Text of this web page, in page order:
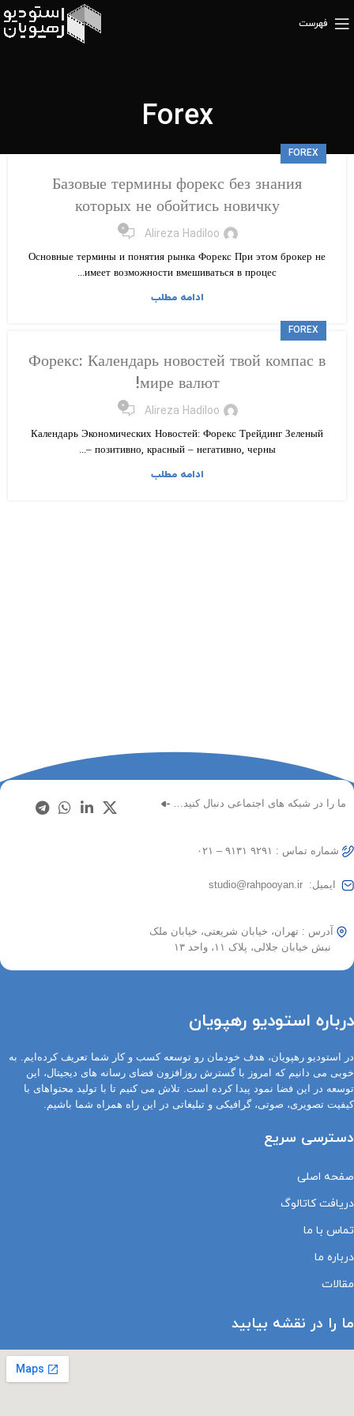
فهرست
Forex
FOREX
Базовые термины форекс без знания
которых не обойтись новичку
Alireza Hadiloo ۰
Основные термины и понятия рынка Форекс При этом брокер не
имеет возможности вмешиваться в процес...
ادامه مطلب
FOREX
Форекс: Календарь новостей твой компас в
мире валют!
Alireza Hadiloo ۰
Календарь Экономических Новостей: Форекс Трейдинг Зеленый
– позитивно, красный – негативно, черны...
ادامه مطلب
ما را در شبکه های اجتماعی دنبال کنید…
شماره تماس : ۹۲۹۱ ۹۱۳۱ – ۰۲۱
ایمیل: studio@rahpooyan.ir
آدرس : تهران، خیابان شریعتی، خیابان ملک
نبش خیابان جلالی، پلاک ۱۱، واحد ۱۳
درباره استودیو رهپویان
در استودیو رهپویان، هدف خودمان رو توسعه کسب و کار شما تعریف کرده‌ایم. به
خوبی می دانیم که امروز با گسترش روزافزون فضای رسانه های دیجیتال، این
توسعه در این فضا نمود پیدا کرده است. تلاش می کنیم تا با تولید محتواهای با
کیفیت تصویری، صوتی، گرافیکی و تبلیغاتی در این راه همراه شما باشیم.
دسترسی سریع
صفحه اصلی
دریافت کاتالوگ
تماس با ما
درباره ما
مقالات
ما را در نقشه بیابید